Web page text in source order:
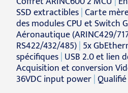
SSD extractibles|Carte
des modules CPU et Switch
Aéronautique (ARINC429/
RS422/432/485)| 5x
spécifiques| USB 2.0 et lien
Acquisition et conversion
36VDC input power|